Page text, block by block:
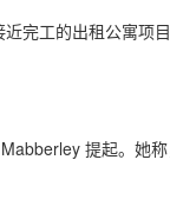
近完工的出租公寓项
提起。她